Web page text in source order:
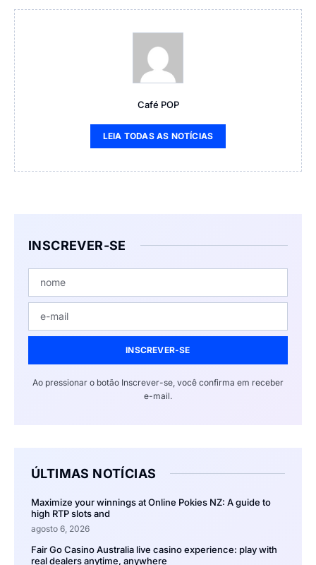
Café POP
LEIA TODAS AS NOTÍCIAS
INSCREVER-SE
INSCREVER-SE
Ao pressionar o botão Inscrever-se, você confirma em receber
e-mail.
ÚLTIMAS NOTÍCIAS
Maximize your winnings at Online Pokies NZ: A guide to
high RTP slots and
agosto 6, 2026
Fair Go Casino Australia live casino experience: play with
real dealers anytime, anywhere